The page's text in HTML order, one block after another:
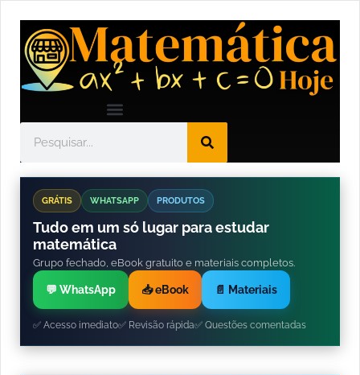
GRÁTIS WHATSAPP PRODUTOS
Tudo em um só lugar para estudar
matemática
Grupo fechado, eBook gratuito e materiais completos.
💬 WhatsApp 📥 eBook 📄 Materiais
✅ Acesso imediato✅ Revisão rápida✅ Questões comentadas